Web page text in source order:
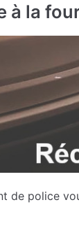
à la
de police